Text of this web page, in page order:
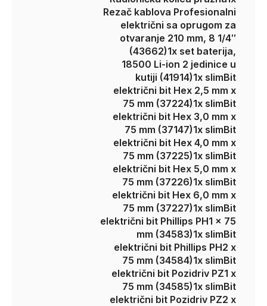
Rezač kablova Profesionalni
električni sa oprugom za
otvaranje 210 mm, 8 1/4″
(43662)1x set baterija,
18500 Li-ion 2 jedinice u
kutiji (41914)1x slimBit
električni bit Hex 2,5 mm x
75 mm (37224)1x slimBit
električni bit Hex 3,0 mm x
75 mm (37147)1x slimBit
električni bit Hex 4,0 mm x
75 mm (37225)1x slimBit
električni bit Hex 5,0 mm x
75 mm (37226)1x slimBit
električni bit Hex 6,0 mm x
75 mm (37227)1x slimBit
električni bit Phillips PH1 x 75
mm (34583)1x slimBit
električni bit Phillips PH2 x
75 mm (34584)1x slimBit
električni bit Pozidriv PZ1 x
75 mm (34585)1x slimBit
električni bit Pozidriv PZ2 x